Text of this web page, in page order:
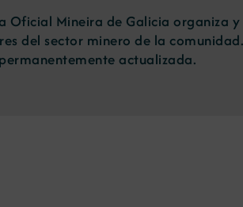
Oficial Mineira de Galicia organiza
del sector minero de la
actualizada.